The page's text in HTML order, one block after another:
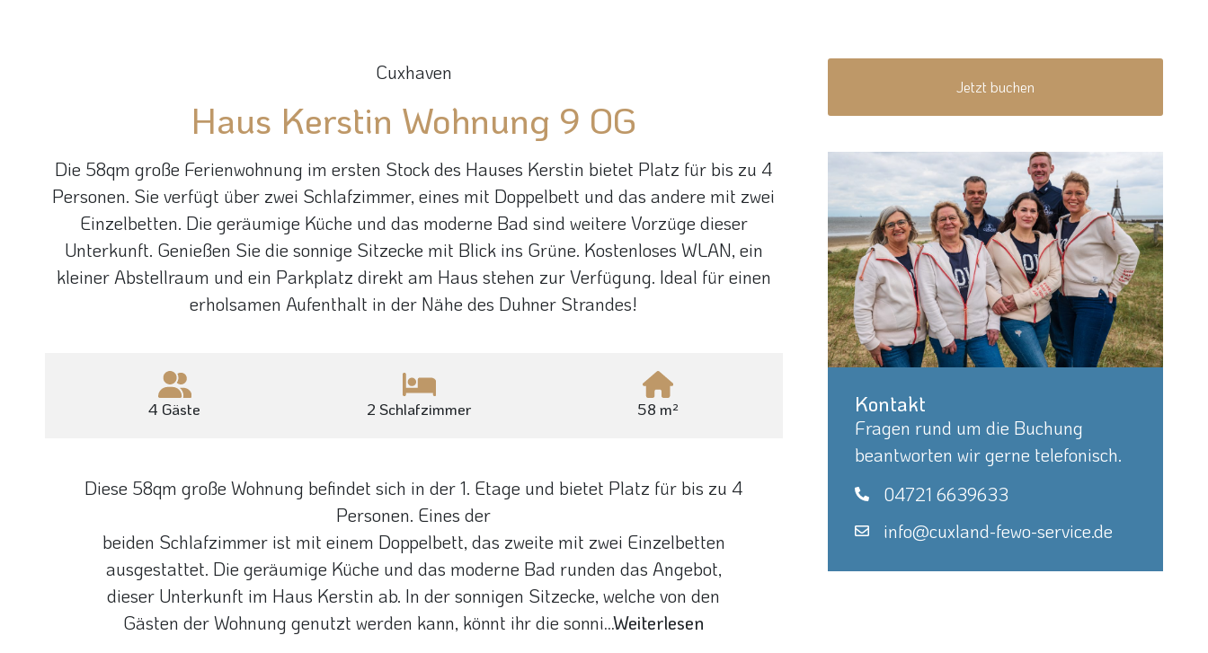
Cuxhaven
Haus Kerstin Wohnung 9 OG
Die 58qm große Ferienwohnung im ersten Stock des Hauses Kerstin bietet Platz für bis zu 4
Personen. Sie verfügt über zwei Schlafzimmer, eines mit Doppelbett und das andere mit zwei
Einzelbetten. Die geräumige Küche und das moderne Bad sind weitere Vorzüge dieser
Unterkunft. Genießen Sie die sonnige Sitzecke mit Blick ins Grüne. Kostenloses WLAN, ein
kleiner Abstellraum und ein Parkplatz direkt am Haus stehen zur Verfügung. Ideal für einen
erholsamen Aufenthalt in der Nähe des Duhner Strandes!
4 Gäste 2 Schlafzimmer 58 m²
Diese 58qm große Wohnung befindet sich in der 1. Etage und bietet Platz für bis zu 4
Personen. Eines der
beiden Schlafzimmer ist mit einem Doppelbett, das zweite mit zwei Einzelbetten
ausgestattet. Die geräumige Küche und das moderne Bad runden das Angebot,
dieser Unterkunft im Haus Kerstin ab. In der sonnigen Sitzecke, welche von den
Gästen der Wohnung genutzt werden kann, könnt ihr die sonni...Weiterlesen
Jetzt buchen
Kontakt
Fragen rund um die Buchung
beantworten wir gerne telefonisch.
04721 6639633
info@cuxland-fewo-service.de